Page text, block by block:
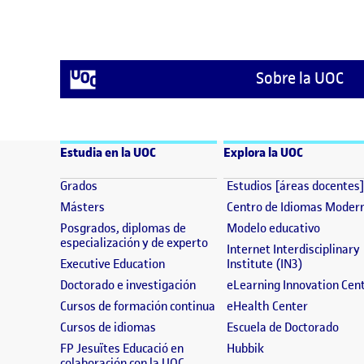
Sobre la UOC
Estudia en la UOC
Grados (se abre en nueva ventana)
Másters (se abre en nueva ventana)
Posgrados, diplomas de
especialización y de experto(se abre en nueva ventana)
Executive Education(se abre en nueva ventana)
Doctorado e investigación(se abre en nueva ventana)
Cursos de formación continua (se abre en nueva ventana)
Cursos de idiomas (se abre en nueva ventana)
FP Jesuïtes Educació en
Explora la UOC
Estudios [áreas docentes]
Centro de Idiomas
Modelo educativo(se
Internet Interdisciplinary
Institute (IN3)(se abre
eLearning Innovation
eHealth Center(se abre
Escuela de Doctorado(se
Hubbik(se abre en nueva